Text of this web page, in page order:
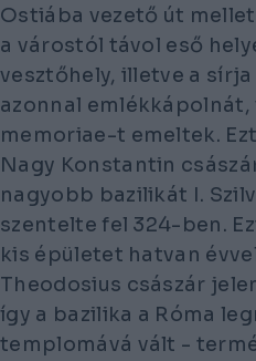
Ostiába vezető út
a várostól távol eső
vesztőhely, illetve a
azonnal emlékkápolnát,
memoriae-t emeltek.
Nagy Konstantin
nagyobb bazilikát I.
szentelte fel 324-ben.
kis épületet hatvan
Theodosius császár
így a bazilika a Róma
templomává vált -